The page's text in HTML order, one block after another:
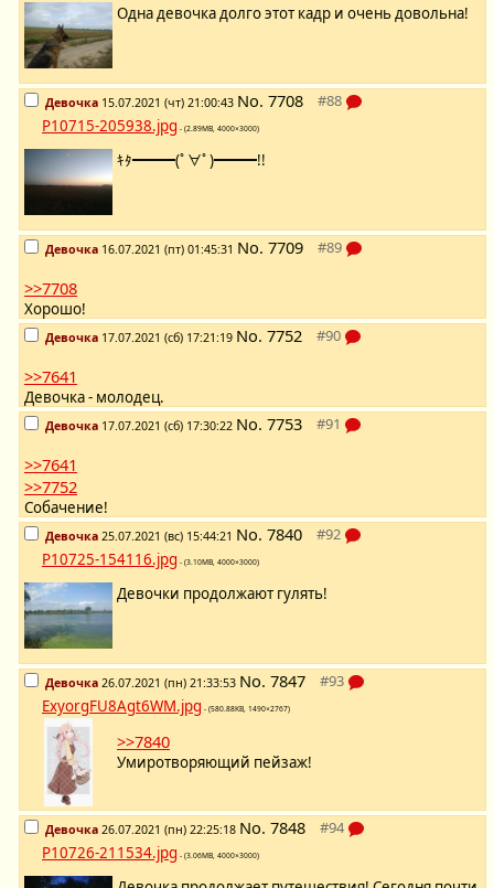
Одна девочка долго этот кадр и очень довольна!
Девочка 15.07.2021 (чт) 21:00:43 No. 7708
P10715-205938.jpg - (2.89MB, 4000×3000)
ｷﾀ━━━(ﾟ∀ﾟ)━━━!!
Девочка 16.07.2021 (пт) 01:45:31 No. 7709
>>7708
Хорошо!
Девочка 17.07.2021 (сб) 17:21:19 No. 7752
>>7641
Девочка - молодец.
Девочка 17.07.2021 (сб) 17:30:22 No. 7753
>>7641
>>7752
Собачение!
Девочка 25.07.2021 (вс) 15:44:21 No. 7840
P10725-154116.jpg - (3.10MB, 4000×3000)
Девочки продолжают гулять!
Девочка 26.07.2021 (пн) 21:33:53 No. 7847
ExyorgFU8Agt6WM.jpg - (580.88KB, 1490×2767)
>>7840
Умиротворяющий пейзаж!
Девочка 26.07.2021 (пн) 22:25:18 No. 7848
P10726-211534.jpg - (3.06MB, 4000×3000)